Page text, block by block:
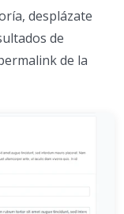
desplázate
de
de la